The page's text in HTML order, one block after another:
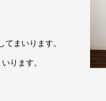
まいります。
ります。